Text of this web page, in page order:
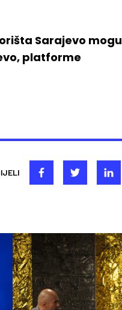
Sarajevo mogu
platforme